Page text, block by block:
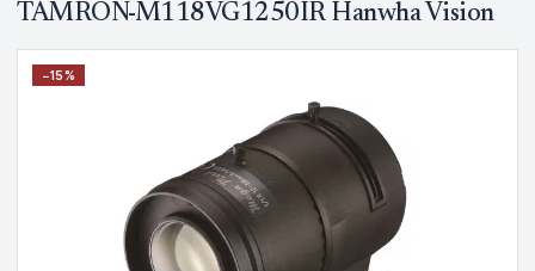
TAMRON-M118VG1250IR Hanwha Vision
−15%